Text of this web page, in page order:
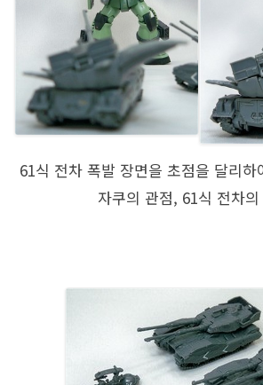
61식 전차 폭발 장면을 초점을 달리하
자쿠의 관점, 61식 전차